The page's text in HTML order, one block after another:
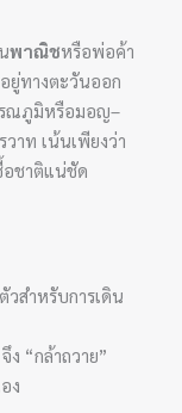
พาณิชหรือพ่อค้า
ยู่ทางตะวันออก
รณภูมิหรือมอญ–
าท เน้นเพียงว่า
อชาติแน่ชัด
สำหรับการเดิน
“กล้าถวาย”
ง